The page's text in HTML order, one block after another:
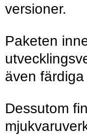
versioner.
Paketen
även
Dessutom